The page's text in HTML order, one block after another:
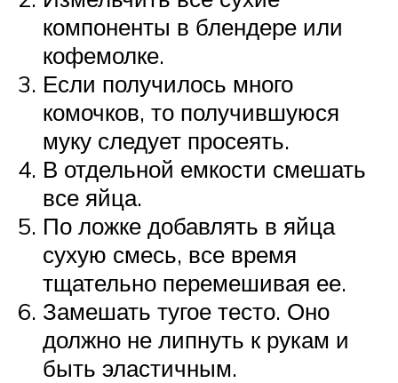
компоненты в блендере или
кофемолке.
Если получилось много
комочков, то получившуюся
муку следует просеять.
В отдельной емкости смешать
все яйца.
По ложке добавлять в яйца
сухую смесь, все время
тщательно перемешивая ее.
Замешать тугое тесто. Оно
должно не липнуть к рукам и
быть эластичным.